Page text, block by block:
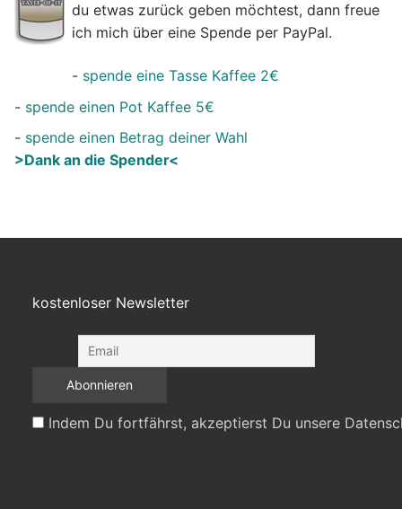
du etwas zurück geben möchtest, dann freue
ich mich über eine Spende per PayPal.
- spende eine Tasse Kaffee 2€
- spende einen Pot Kaffee 5€
- spende einen Betrag deiner Wahl
>Dank an die Spender<
kostenloser Newsletter
Indem Du fortfährst, akzeptierst Du unsere